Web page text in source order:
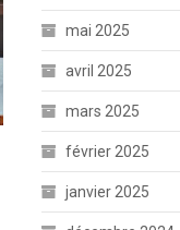
mai 2025
avril 2025
mars 2025
février 2025
janvier 2025